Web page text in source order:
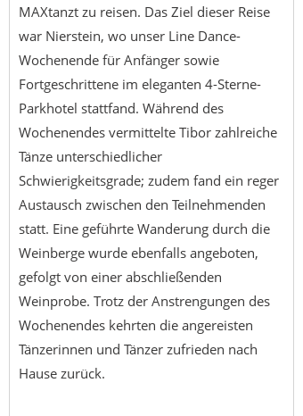
MAXtanzt zu reisen. Das Ziel dieser Reise
war Nierstein, wo unser Line Dance-
Wochenende für Anfänger sowie
Fortgeschrittene im eleganten 4-Sterne-
Parkhotel stattfand. Während des
Wochenendes vermittelte Tibor zahlreiche
Tänze unterschiedlicher
Schwierigkeitsgrade; zudem fand ein reger
Austausch zwischen den Teilnehmenden
statt. Eine geführte Wanderung durch die
Weinberge wurde ebenfalls angeboten,
gefolgt von einer abschließenden
Weinprobe. Trotz der Anstrengungen des
Wochenendes kehrten die angereisten
Tänzerinnen und Tänzer zufrieden nach
Hause zurück.